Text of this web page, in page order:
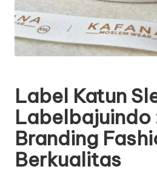
Label Katun
Labelbajuindo
Branding
Berkualitas